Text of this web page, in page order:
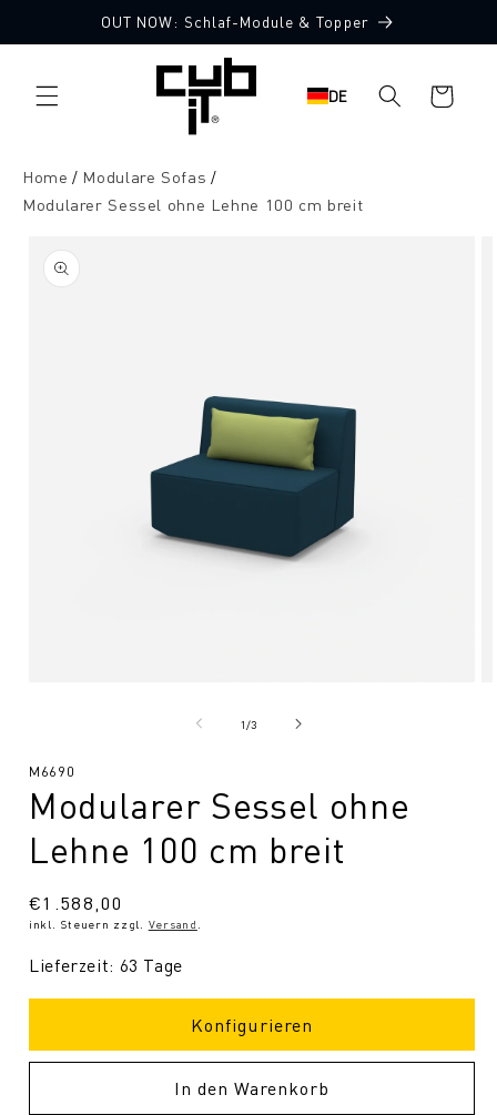
Inhalt
OUT NOW: Schlaf-Module & Topper
DE Warenkorb
Home
Modulare Sofas
Modularer Sessel ohne Lehne 100 cm breit
1/von
3
Made in Germany 🖤
SKU:
M6690
Modularer Sessel ohne
Lehne 100 cm breit
Normaler
Preis
€1.588,00
inkl. Steuern zzgl. Versand
Lieferzeit: 63 Tage
Konfigurieren
In den Warenkorb